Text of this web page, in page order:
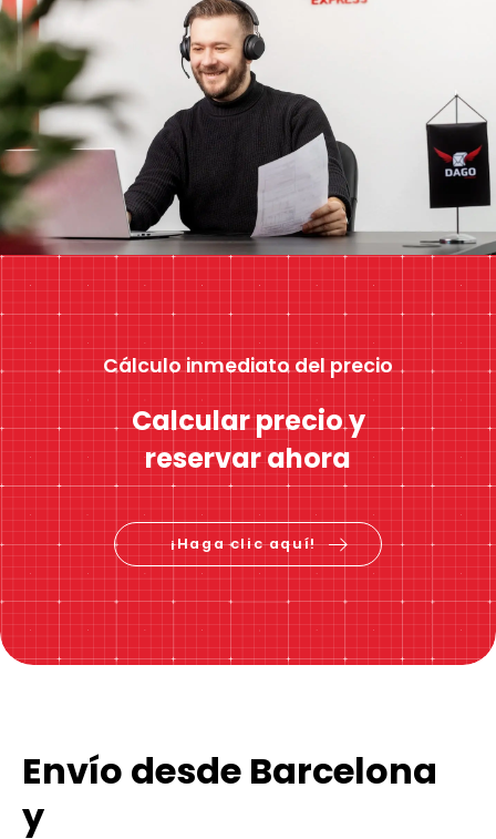
Cálculo inmediato del precio
Calcular precio y
reservar ahora
¡Haga clic aquí!
Envío desde Barcelona
y